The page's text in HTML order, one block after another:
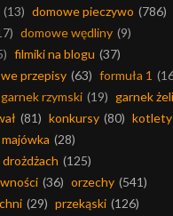
(13) domowe pieczywo (786)
domowe wędliny (9)
filmiki na blogu (37)
przepisy (63) formuła 1
garnek rzymski (19) garnek
(81) konkursy (80) kotlety
majówka (28)
(125)
(36) orzechy (541)
(29) przekąski (126)